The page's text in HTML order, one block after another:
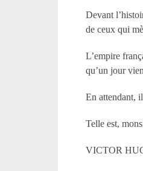
Devant
de ceux qui
L’empire
qu’un jour
En attendant,
Telle est,
VICTOR